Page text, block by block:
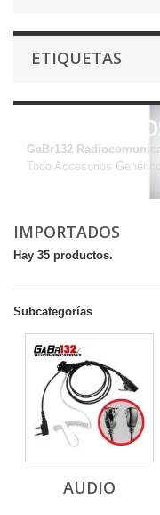
ETIQUETAS
GaBr132
Todo Accesorios
IMPORTADOS
Hay 35 productos.
Subcategorías
AUDIO